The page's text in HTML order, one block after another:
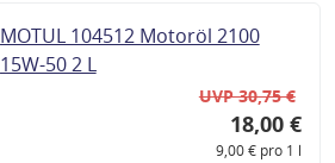
MOTUL 104512 Motoröl 2100
15W-50 2 L
UVP 30,75 €
18,00 €
9,00 € pro 1 l